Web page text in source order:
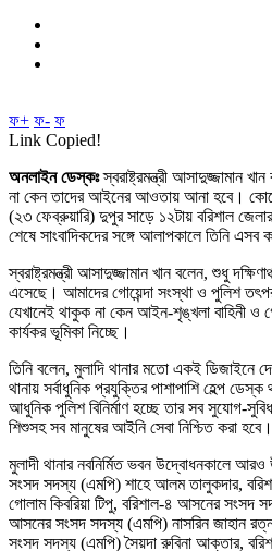
ফ+ ফ- ফ
Link Copied!
অনলাইন ডেস্কঃস্বরাষ্ট্রমন্ত্রী আসাদুজ্জামান
না কেন তাদের আইনের আওতায় আনা হবে।
(২৩ ফেব্রুয়ারি) দুপুর সাড়ে ১২টায় বরিশাল
শেষে সাংবাদিকদের সঙ্গে আলাপকালে তিনি এসব
স্বরাষ্ট্রমন্ত্রী আসাদুজ্জামান খান বলেন, শুধু
এসেছে। আমাদের গোয়েন্দা সংস্থা ও পুলিশ
যেখানেই থাকুক না কেন আইন-শৃঙ্খলা বাহিনী ও
কার্যকর ভূমিকা নিচ্ছে।
তিনি বলেন, মুলাদি থানার মতো একই ডিজাইনে
থানায় সর্বাধুনিক প্রযুক্তির পাশাপাশি হেল্প ডেস্ক
আধুনিক পুলিশ বিনির্মাণ হচ্ছে তার সব সুযোগ-
শিশুসহ সব মানুষের আইনি সেবা নিশ্চিত করা হবে।
মুলাদী থানার নবনির্মিত ভবন উদ্বোধনকালে
সংসদ সদস্য (এমপি) শাহে আলম তালুকদার,
গোলাম কিবরিয়া টিপু, বরিশাল-৪ আসনের সংসদ
আসনের সংসদ সদস্য (এমপি) নাসরিন জাহান
সংসদ সদস্য (এমপি) সৈয়দা রুবিনা আক্তার,